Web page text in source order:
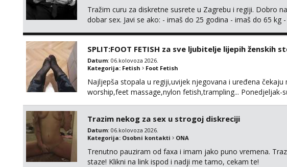
Tražim curu za diskretne susrete u Zagrebu i regiji. Dobro
dobar sex. Javi se ako: - imaš do 25 godina - imaš do 65 kg
SPLIT:FOOT FETISH za sve ljubitelje lijepih ženskih
Datum: 06.kolovoza 2026.
Kategorija: Fetish Foot Fetish
Najljepša stopala u regiji,uvijek njegovana i uređena
worship,feet massage,nylon fetish,trampling... Ponedjeljak-
Trazim nekog za sex u strogoj diskreciji
Datum: 06.kolovoza 2026.
Kategorija: Osobni kontakti ONA
Trenutno pauziram od faxa i imam jako puno vremena.
staze! Klikni na link ispod i nadji me tamo, cekam te!